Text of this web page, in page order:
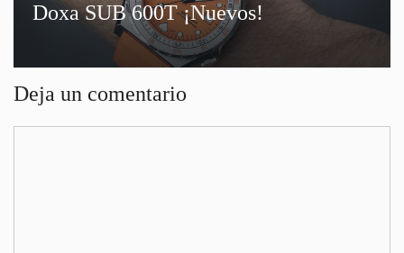
Doxa SUB 600T ¡Nuevos!
Deja un comentario